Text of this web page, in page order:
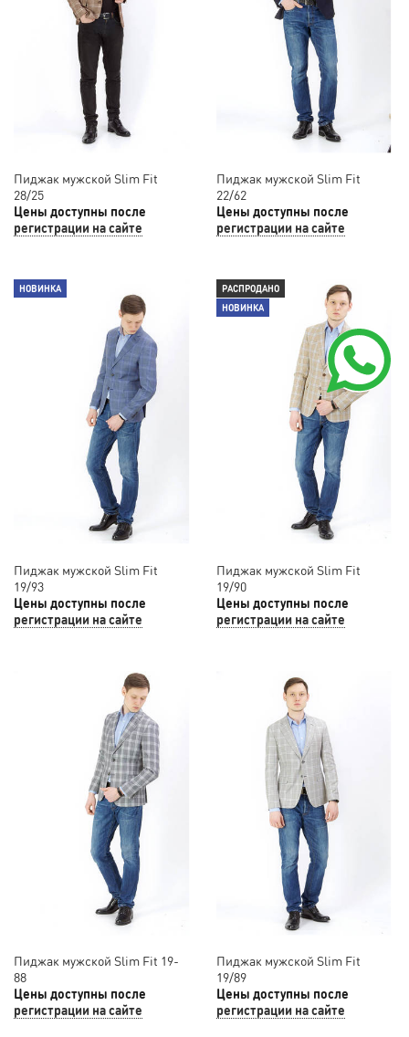
Пиджак мужской Slim Fit
28/25
Цены доступны после
регистрации на сайте
Пиджак мужской Slim Fit
22/62
Цены доступны после
регистрации на сайте
НОВИНКА
Пиджак мужской Slim Fit
19/93
Цены доступны после
регистрации на сайте
РАСПРОДАНО
НОВИНКА
Пиджак мужской Slim Fit
19/90
Цены доступны после
регистрации на сайте
Пиджак мужской Slim Fit 19-
88
Цены доступны после
регистрации на сайте
Пиджак мужской Slim Fit
19/89
Цены доступны после
регистрации на сайте